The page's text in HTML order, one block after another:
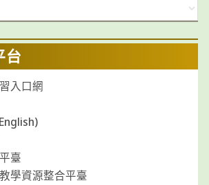
台
入口網
臺
學資源整合平臺